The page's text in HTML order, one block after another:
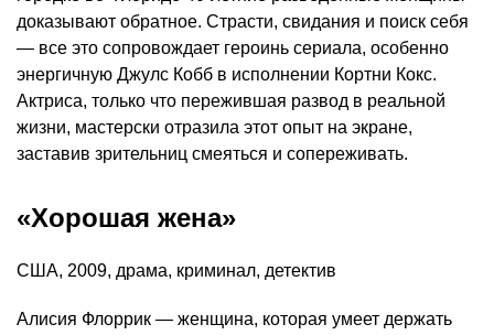
доказывают обратное. Страсти, свидания и поиск себя
— все это сопровождает героинь сериала, особенно
энергичную Джулс Кобб в исполнении Кортни Кокс.
Актриса, только что пережившая развод в реальной
жизни, мастерски отразила этот опыт на экране,
заставив зрительниц смеяться и сопереживать.
«Хорошая жена»
США, 2009, драма, криминал, детектив
Алисия Флоррик — женщина, которая умеет держать